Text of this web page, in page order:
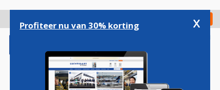
gaan
Check in
Profiteer nu van 30% korting x